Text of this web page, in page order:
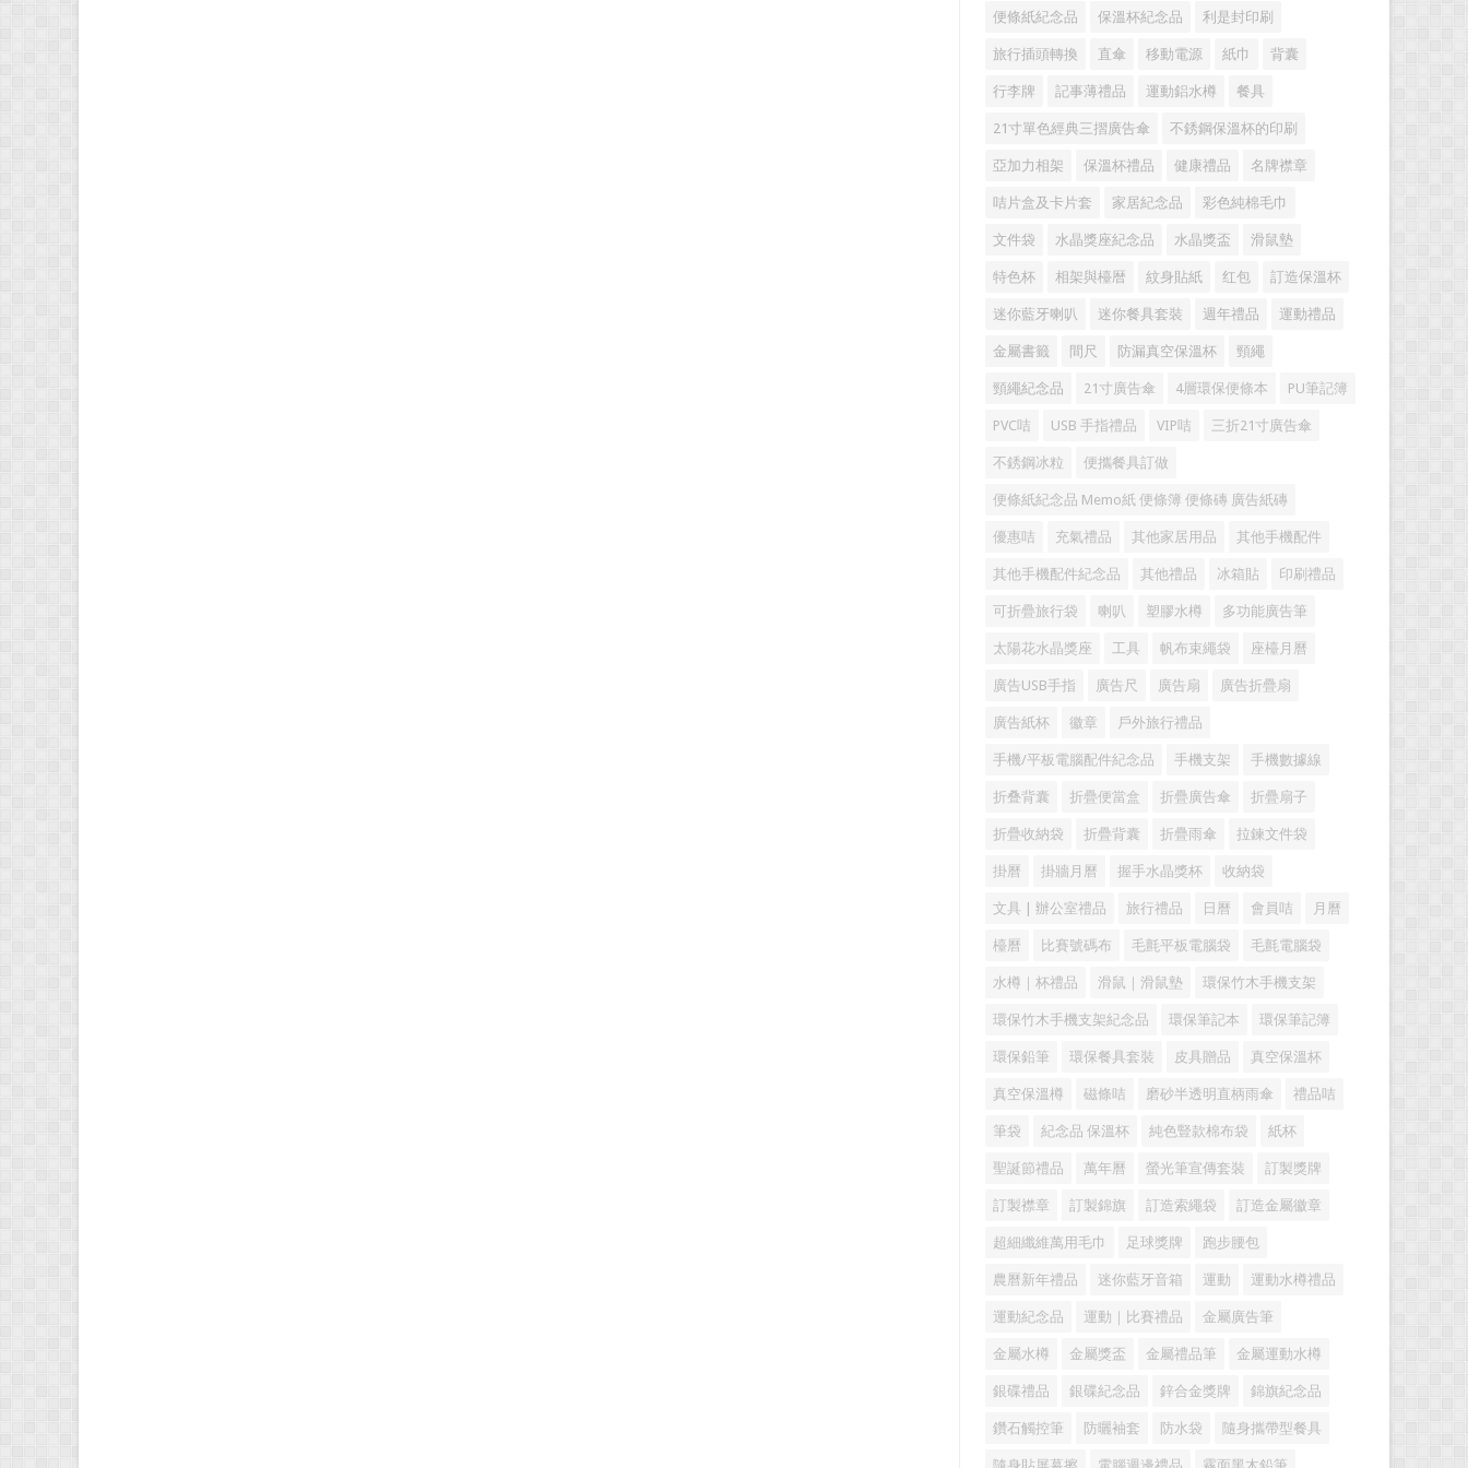
便條紙紀念品 保溫杯紀念品 利是封印刷
旅行插頭轉換 直傘 移動電源 紙巾 背囊
行李牌 記事薄禮品 運動鋁水樽 餐具
21寸單色經典三摺廣告傘 不銹鋼保溫杯的印刷
亞加力相架 保溫杯禮品 健康禮品 名牌襟章
咭片盒及卡片套 家居紀念品 彩色純棉毛巾
文件袋 水晶獎座紀念品 水晶獎盃 滑鼠墊
特色杯 相架與檯暦 紋身貼紙 红包 訂造保溫杯
迷你藍牙喇叭 迷你餐具套裝 週年禮品 運動禮品
金屬書籤 間尺 防漏真空保溫杯 頸繩
頸繩紀念品 21寸廣告傘 4層環保便條本 PU筆記簿
PVC咭 USB 手指禮品 VIP咭 三折21寸廣告傘
不銹鋼冰粒 便攜餐具訂做
便條紙紀念品 Memo紙 便條簿 便條磚 廣告紙磚
優惠咭 充氣禮品 其他家居用品 其他手機配件
其他手機配件紀念品 其他禮品 冰箱貼 印刷禮品
可折疊旅行袋 喇叭 塑膠水樽 多功能廣告筆
太陽花水晶獎座 工具 帆布束繩袋 座檯月曆
廣告USB手指 廣告尺 廣告扇 廣告折疊扇
廣告紙杯 徽章 戶外旅行禮品
手機/平板電腦配件紀念品 手機支架 手機數據線
折叠背囊 折疊便當盒 折疊廣告傘 折疊扇子
折疊收納袋 折疊背囊 折疊雨傘 拉鍊文件袋
掛曆 掛牆月曆 握手水晶獎杯 收納袋
文具 | 辦公室禮品 旅行禮品 日曆 會員咭 月曆
檯曆 比賽號碼布 毛氈平板電腦袋 毛氈電腦袋
水樽｜杯禮品 滑鼠｜滑鼠墊 環保竹木手機支架
環保竹木手機支架紀念品 環保筆記本 環保筆記簿
環保鉛筆 環保餐具套裝 皮具贈品 真空保溫杯
真空保溫樽 磁條咭 磨砂半透明直柄雨傘 禮品咭
筆袋 紀念品 保溫杯 純色豎款棉布袋 紙杯
聖誕節禮品 萬年曆 螢光筆宣傳套裝 訂製獎牌
訂製襟章 訂製錦旗 訂造索繩袋 訂造金屬徽章
超細纖維萬用毛巾 足球獎牌 跑步腰包
農曆新年禮品 迷你藍牙音箱 運動 運動水樽禮品
運動紀念品 運動｜比賽禮品 金屬廣告筆
金屬水樽 金屬獎盃 金屬禮品筆 金屬運動水樽
銀碟禮品 銀碟紀念品 鋅合金獎牌 錦旗紀念品
鑽石觸控筆 防曬袖套 防水袋 隨身攜帶型餐具